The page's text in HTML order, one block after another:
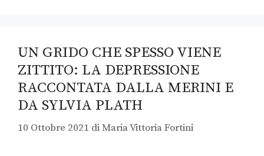
UN GRIDO CHE SPESSO VIENE
ZITTITO: LA DEPRESSIONE
RACCONTATA DALLA MERINI E
DA SYLVIA PLATH
10 Ottobre 2021 diMaria Vittoria Fortini